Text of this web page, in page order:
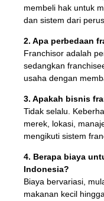
membeli hak untuk
dan sistem dari
2. Apa perbedaan
Franchisor adalah
sedangkan
usaha dengan
3. Apakah bisnis
Tidak selalu.
merek, lokasi,
mengikuti sistem
4. Berapa biaya
Indonesia?
Biaya bervariasi,
makanan kecil